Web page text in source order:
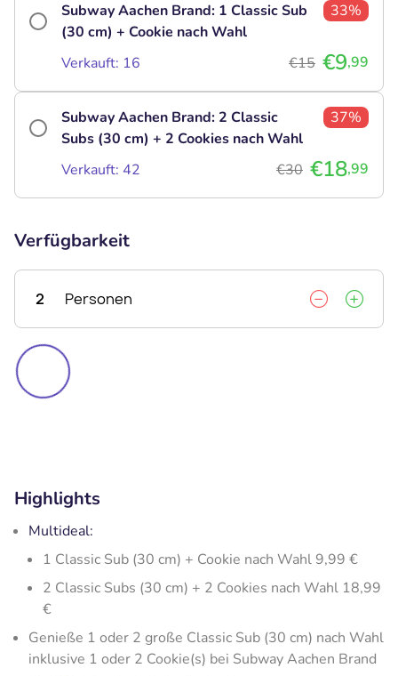
Subway Aachen Brand: 1 Classic Sub
(30 cm) + Cookie nach Wahl
33%
Verkauft: 16 €15 €9,99
Subway Aachen Brand: 2 Classic
Subs (30 cm) + 2 Cookies nach Wahl
37%
Verkauft: 42 €30 €18,99
Verfügbarkeit
2 Personen
Highlights
Multideal:
1 Classic Sub (30 cm) + Cookie nach Wahl 9,99 €
2 Classic Subs (30 cm) + 2 Cookies nach Wahl 18,99
€
Genieße 1 oder 2 große Classic Sub (30 cm) nach Wahl
inklusive 1 oder 2 Cookie(s) bei Subway Aachen Brand